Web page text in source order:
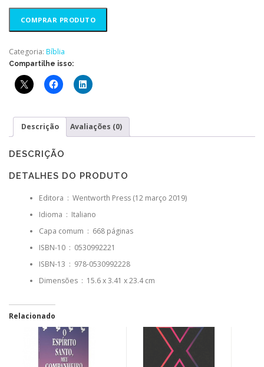
COMPRAR PRODUTO
Categoria: Bíblia
Compartilhe isso:
Descrição Avaliações (0)
DESCRIÇÃO
DETALHES DO PRODUTO
Editora ‏ : ‎ Wentworth Press (12 março 2019)
Idioma ‏ : ‎ Italiano
Capa comum ‏ : ‎ 668 páginas
ISBN-10 ‏ : ‎ 0530992221
ISBN-13 ‏ : ‎ 978-0530992228
Dimensões ‏ : ‎ 15.6 x 3.41 x 23.4 cm
Relacionado